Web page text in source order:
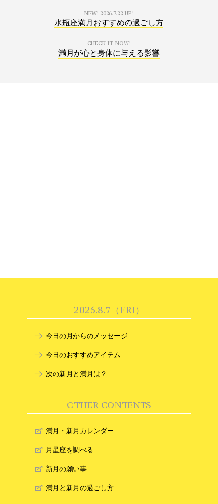
NEW! 2026.7.22 UP!
水瓶座満月おすすめの過ごし方
CHECK IT NOW!
満月が心と身体に与える影響
2026.8.7（FRI）
今日の月からのメッセージ
今日のおすすめアイテム
次の新月と満月は？
OTHER CONTENTS
満月・新月カレンダー
月星座を調べる
新月の願い事
満月と新月の過ごし方